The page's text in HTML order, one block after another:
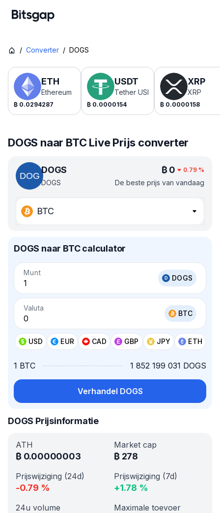
/ Converter / DOGS
ETH
Ethereum
₿ 0.0294287
USDT
Tether USDt
₿ 0.0000154
XRP
XRP
₿ 0.0000158
DOGS naar BTC Live Prijs converter
DOGS
DOGS
₿ 0 0.79 %
De beste prijs van vandaag
BTC
DOGS naar BTC calculator
Munt
DOGS
Valuta
BTC
USD EUR CAD GBP JPY ETH
1 BTC 1 852 199 031 DOGS
Verhandel DOGS
DOGS Prijsinformatie
ATH
₿ 0.00000003
Market cap
₿ 278
Prijswijziging (24d)
-0.79 %
Prijswijziging (7d)
+1.78 %
24u volume Maximale toevoer